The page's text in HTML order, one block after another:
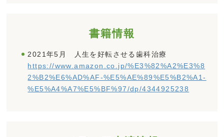
書籍情報
2021年5月 人生を好転させる歯科治療
https://www.amazon.co.jp/%E3%82%A2%E3%8
2%B2%E6%AD%AF-%E5%AE%89%E5%B2%A1-
%E5%A4%A7%E5%BF%97/dp/4344925238